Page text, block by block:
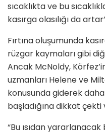
sıcaklıkta ve bu
kasırga olasılığı da
Fırtına oluşumunda
rüzgar kaymaları gibi
Ancak McNoldy,
uzmanları Helene ve
konusunda giderek
başladığına dikkat
“Bu ısıdan yararlanacak